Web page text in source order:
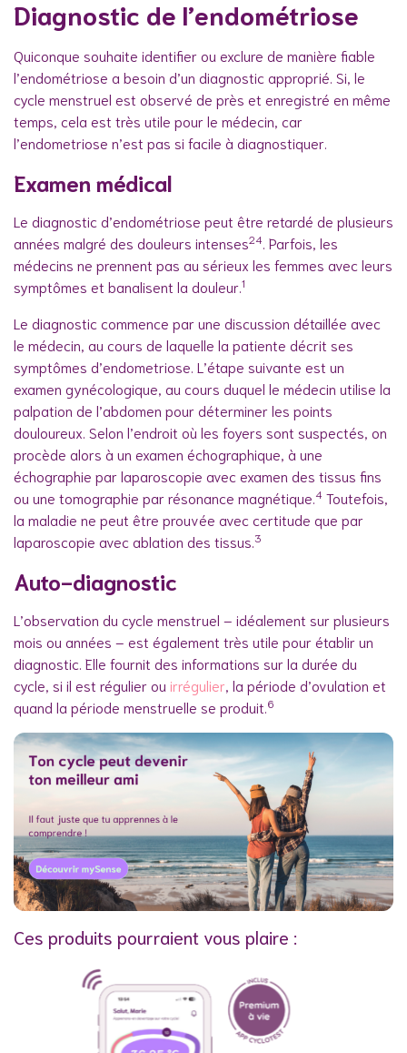
Diagnostic de l’endométriose
Quiconque souhaite identifier ou exclure de manière fiable
l’endométriose a besoin d’un diagnostic approprié. Si, le
cycle menstruel est observé de près et enregistré en même
temps, cela est très utile pour le médecin, car
l’endometriose n’est pas si facile à diagnostiquer.
Examen médical
Le diagnostic d’endométriose peut être retardé de plusieurs
années malgré des douleurs intenses24 . Parfois, les
médecins ne prennent pas au sérieux les femmes avec leurs
symptômes et banalisent la douleur. 1
Le diagnostic commence par une discussion détaillée avec
le médecin, au cours de laquelle la patiente décrit ses
symptômes d’endometriose. L’étape suivante est un
examen gynécologique, au cours duquel le médecin utilise la
palpation de l’abdomen pour déterminer les points
douloureux. Selon l’endroit où les foyers sont suspectés, on
procède alors à un examen échographique, à une
échographie par laparoscopie avec examen des tissus fins
ou une tomographie par résonance magnétique. 4 Toutefois,
la maladie ne peut être prouvée avec certitude que par
laparoscopie avec ablation des tissus. 3
Auto-diagnostic
L’observation du cycle menstruel – idéalement sur plusieurs
mois ou années – est également très utile pour établir un
diagnostic. Elle fournit des informations sur la durée du
cycle, si il est régulier ou irrégulier , la période d’ovulation et
quand la période menstruelle se produit. 6
Ces produits pourraient vous plaire :